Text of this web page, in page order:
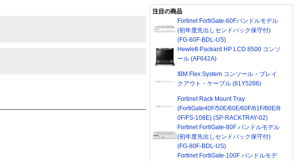
注目の商品
Fortinet FortiGate-60Fバンドルモデル
(初年度先出しセンドバック保守付)
(FG-60F-BDL-US)
Hewlett-Packard HP LCD 8500 コンソ
ール (AF642A)
IBM Flex System コンソール・ブレイ
クアウト・ケーブル (81Y5286)
Fortinet Rack Mount Tray
(FortiGate40F/50E/60E/60F/61F/80E/8
0F/FS-108E) (SP-RACKTRAY-02)
Fortinet FortiGate-80F バンドルモデル
(初年度先出しセンドバック保守付)
(FG-80F-BDL-US)
Fortinet FortiGate-100F バンドルモデ